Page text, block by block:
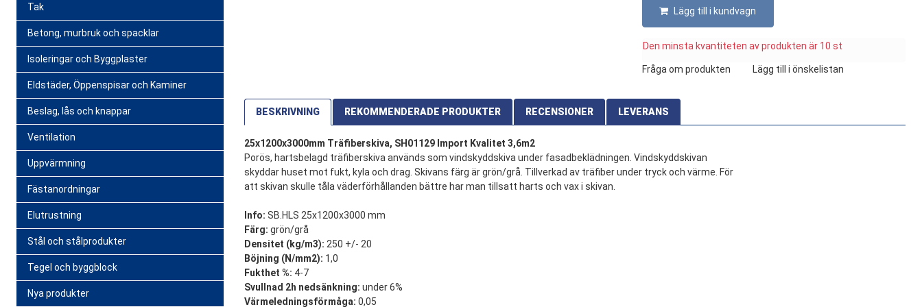
Tak
Betong, murbruk och spacklar
Isoleringar och Byggplaster
Eldstäder, Öppenspisar och Kaminer
Beslag, lås och knappar
Ventilation
Uppvärmning
Fästanordningar
Elutrustning
Stål och stålprodukter
Tegel och byggblock
Nya produkter
Lägg till i kundvagn
Den minsta kvantiteten av produkten är 10 st
Fråga om produkten Lägg till i önskelistan
BESKRIVNING REKOMMENDERADE PRODUKTER RECENSIONER LEVERANS
25x1200x3000mm Träfiberskiva, SH01129 Import Kvalitet 3,6m2
Porös, hartsbelagd träfiberskiva används som vindskyddskiva under fasadbeklädningen. Vindskyddskivan
skyddar huset mot fukt, kyla och drag. Skivans färg är grön/grå. Tillverkad av träfiber under tryck och värme. För
att skivan skulle tåla väderförhållanden bättre har man tillsatt harts och vax i skivan.
Info: SB.HLS 25x1200x3000 mm
Färg: grön/grå
Densitet (kg/m3): 250 +/- 20
Böjning (N/mm2): 1,0
Fukthet %: 4-7
Svullnad 2h nedsänkning: under 6%
Värmeledningsförmåga: 0,05